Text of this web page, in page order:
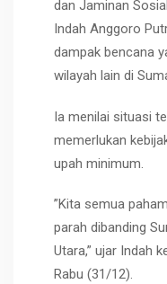
dan Jaminan
Indah Anggoro
dampak bencana
wilayah lain di
Ia menilai situasi
memerlukan
upah minimum.
”Kita semua
parah dibanding
Utara,” ujar Indah
Rabu (31/12).